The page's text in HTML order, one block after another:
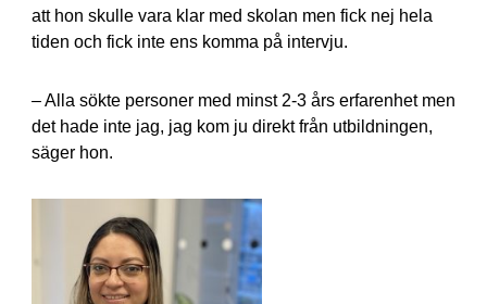
att hon skulle vara klar med skolan men fick nej hela
tiden och fick inte ens komma på intervju.
– Alla sökte personer med minst 2-3 års erfarenhet men
det hade inte jag, jag kom ju direkt från utbildningen,
säger hon.